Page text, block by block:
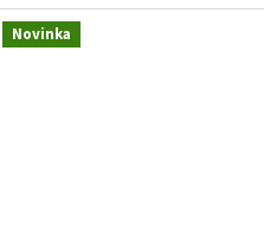
jednoduchým...
Novinka